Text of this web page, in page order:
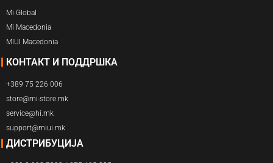
Mi Global
Mi Macedonia
MIUI Macedonia
КОНТАКТ И ПОДДРШКА
+389 75 226 006
store@mi-store.mk
service@hi.mk
support@miui.mk
ДИСТРИБУЦИЈА